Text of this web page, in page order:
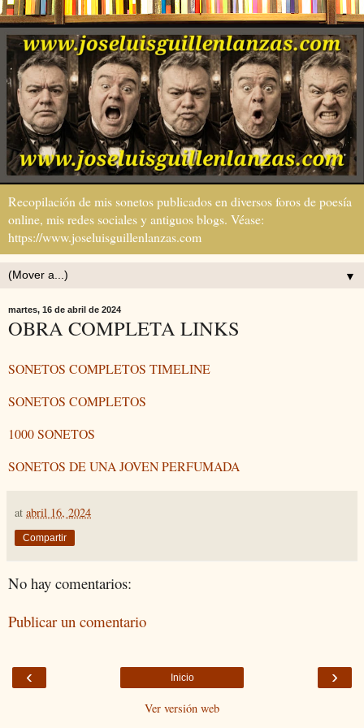
Recopilación de mis sonetos publicados en diversos foros de poesía
online, mis redes sociales y antiguos blogs. Véase:
https://www.joseluisguillenlanzas.com
▼
martes, 16 de abril de 2024
OBRA COMPLETA LINKS
SONETOS COMPLETOS TIMELINE
SONETOS COMPLETOS
1000 SONETOS
SONETOS DE UNA JOVEN PERFUMADA
at abril 16, 2024
Compartir
No hay comentarios:
Publicar un comentario
‹ ›
Inicio
Ver versión web